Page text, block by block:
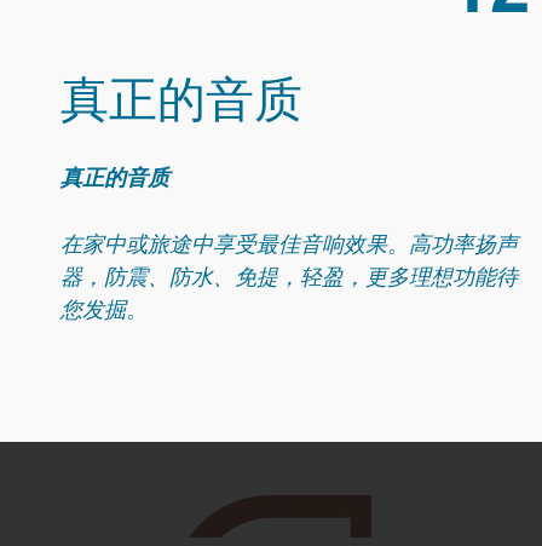
真正的音质
真正的音质
在家中或旅途中享受最佳音响效果。高功率扬声
器，防震、防水、免提，轻盈，更多理想功能待
您发掘。